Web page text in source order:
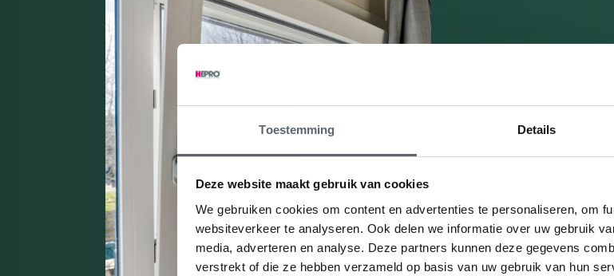
Toestemming Details
Deze website maakt gebruik van cookies
We gebruiken cookies om content en advertenties te personaliseren, om
websiteverkeer te analyseren. Ook delen we informatie over uw gebruik
media, adverteren en analyse. Deze partners kunnen deze gegevens
verstrekt of die ze hebben verzameld op basis van uw gebruik van hun